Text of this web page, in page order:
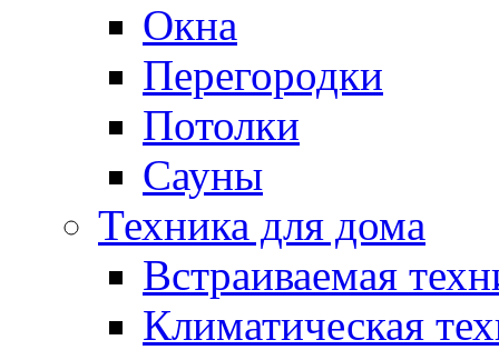
Окна
Перегородки
Потолки
Сауны
Техника для дома
Встраиваемая
Климатическая